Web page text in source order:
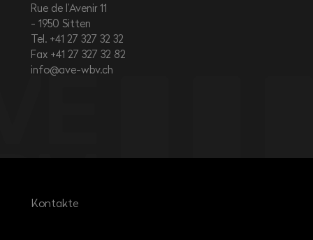
Rue de l’Avenir 11
1950 Sitten
Tel. +41 27 327 32 32
Fax +41 27 327 32 82
info@ave-wbv.ch
Kontakte